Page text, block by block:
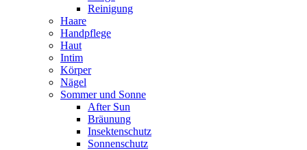
Reinigung
Haare
Handpflege
Haut
Intim
Körper
Nägel
Sommer und Sonne
After Sun
Bräunung
Insektenschutz
Sonnenschutz